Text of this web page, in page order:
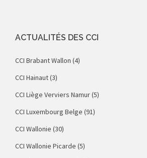
ACTUALITÉS DES CCI
CCI Brabant Wallon (4)
CCI Hainaut(3)
CCI Liège Verviers Namur(5)
CCI Luxembourg Belge (91)
CCI Wallonie (30)
CCI Wallonie Picarde (5)